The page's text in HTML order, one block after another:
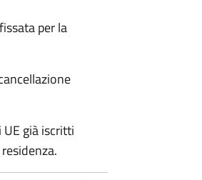
per la
già iscritti